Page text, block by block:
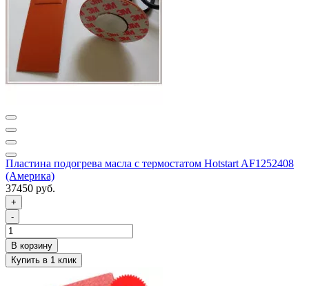
Пластина подогрева масла с термостатом Hotstart AF1252408
(Америка)
37450 руб.
+
-